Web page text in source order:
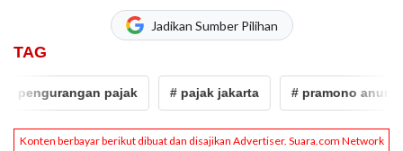
Jadikan Sumber Pilihan
TAG
pajak # pajak jakarta # pramono anung